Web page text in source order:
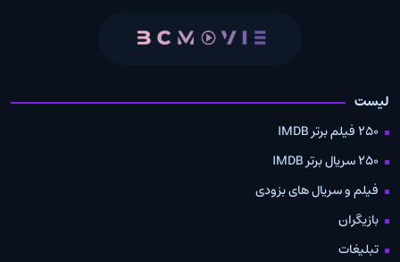
لیست
250 فیلم برتر IMDB
250 سریال برتر IMDB
فیلم و سریال های بزودی
بازیگران
تبلیغات